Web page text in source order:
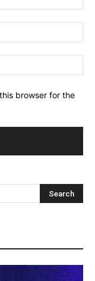
browser for the